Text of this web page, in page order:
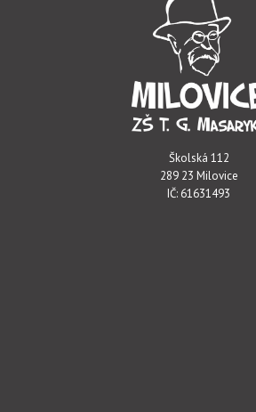
Školská 112
289 23 Milovice
IČ: 61631493